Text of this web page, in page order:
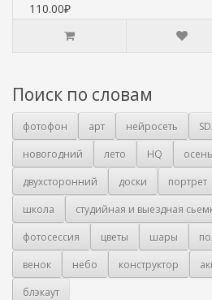
110.00₽
Поиск по словам
фотофон арт нейросеть
новогодний
лето HQ осень
двухсторонний
доски портрет
школа
студийная и выездная
фотосессия
цветы шары
венок
небо конструктор
блэкаут